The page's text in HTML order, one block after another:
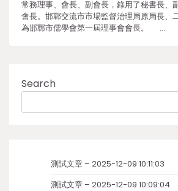
常務理事、會長、副會長，錄用了秘書長、
會長。邯鄲交流市市場監督治理局原局長、
為邯鄲市儒學會第一屆理事會會長。 …
Search
測試文章 – 2025-12-09 10:11:03
測試文章 – 2025-12-09 10:09:04